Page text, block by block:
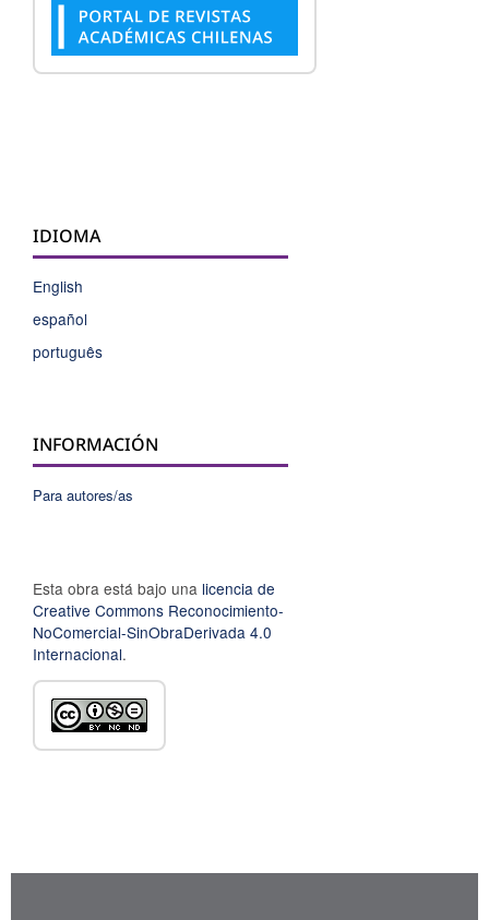
IDIOMA
English
español
português
INFORMACIÓN
Para autores/as
Esta obra está bajo una licencia de
Creative Commons Reconocimiento-
NoComercial-SinObraDerivada 4.0
Internacional.